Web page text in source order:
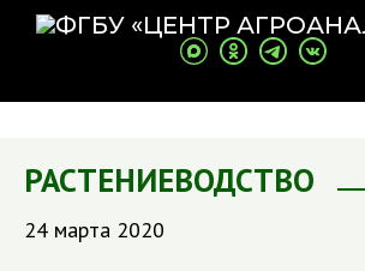
РАСТЕНИЕВОДСТВО
24 марта 2020